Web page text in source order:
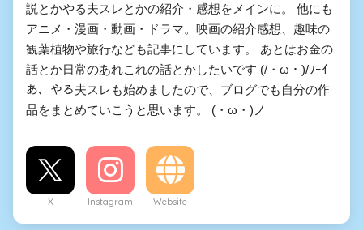
説とかやる夫スレとかの紹介・感想をメインに。 他にも
アニメ・漫画・動画・ドラマ。映画の紹介感想、趣味の
観葉植物や旅行なども記事にしています。 あとはお金の
話とか日常のあれこれの話とかしたいです (/・ω・)/ﾜｰｲ
あ、やる夫スレも始めましたので、ブログでも自分の作
品をまとめていこうと思います。 (・ω・)ノ
X Instagram Website